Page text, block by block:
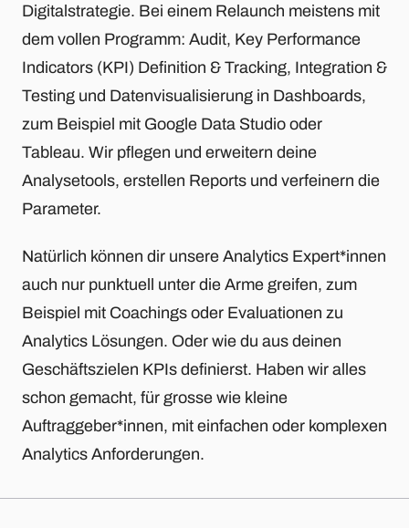
Digitalstrategie. Bei einem Relaunch meistens mit
dem vollen Programm: Audit, Key Performance
Indicators (KPI) Definition & Tracking, Integration &
Testing und Datenvisualisierung in Dashboards,
zum Beispiel mit Google Data Studio oder
Tableau. Wir pflegen und erweitern deine
Analysetools, erstellen Reports und verfeinern die
Parameter.
Natürlich können dir unsere Analytics Expert*innen
auch nur punktuell unter die Arme greifen, zum
Beispiel mit Coachings oder Evaluationen zu
Analytics Lösungen. Oder wie du aus deinen
Geschäftszielen KPIs definierst. Haben wir alles
schon gemacht, für grosse wie kleine
Auftraggeber*innen, mit einfachen oder komplexen
Analytics Anforderungen.